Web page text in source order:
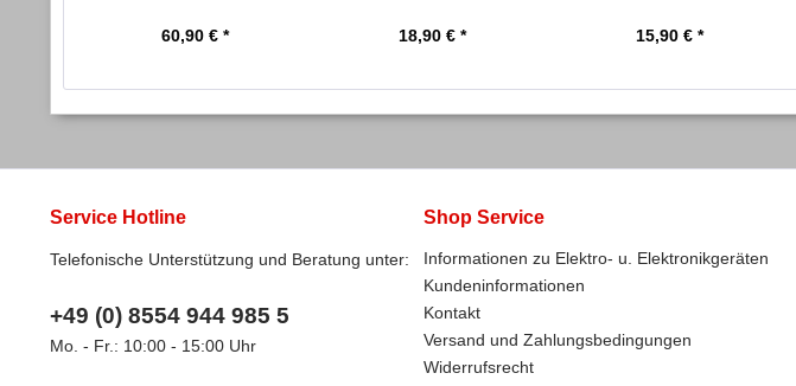
60,90 € * 18,90 € * 15,90 € *
Service Hotline
Telefonische Unterstützung und Beratung unter:
+49 (0) 8554 944 985 5
Mo. - Fr.: 10:00 - 15:00 Uhr
Shop Service
Informationen zu Elektro- u. Elektronikgeräten
Kundeninformationen
Kontakt
Versand und Zahlungsbedingungen
Widerrufsrecht